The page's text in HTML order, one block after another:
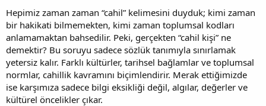
a
n
i
h
i
Hepimiz zaman zaman “cahil” kelimesini duyduk; kimi zaman
bir hakikati bilmemekten, kimi zaman toplumsal kodları
anlamamaktan bahsedilir. Peki, gerçekten “cahil kişi” ne
demektir? Bu soruyu sadece sözlük tanımıyla sınırlamak
yetersiz kalır. Farklı kültürler, tarihsel bağlamlar ve toplumsal
normlar, cahillik kavramını biçimlendirir. Merak ettiğimizde
ise karşımıza sadece bilgi eksikliği değil, algılar, değerler ve
kültürel öncelikler çıkar.